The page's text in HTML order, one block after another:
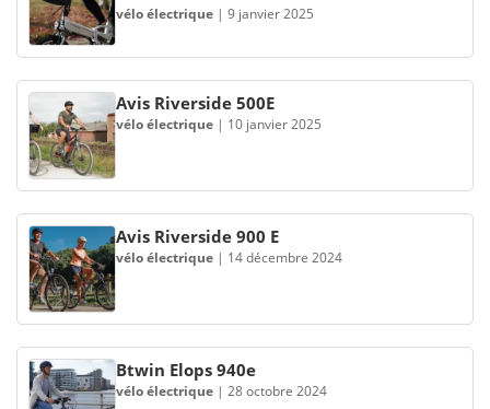
vélo électrique | 9 janvier 2025
Avis Riverside 500E
vélo électrique | 10 janvier 2025
Avis Riverside 900 E
vélo électrique | 14 décembre 2024
Btwin Elops 940e
vélo électrique | 28 octobre 2024